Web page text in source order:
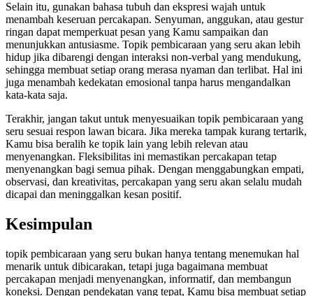
Selain itu, gunakan bahasa tubuh dan ekspresi wajah untuk
menambah keseruan percakapan. Senyuman, anggukan, atau gestur
ringan dapat memperkuat pesan yang Kamu sampaikan dan
menunjukkan antusiasme. Topik pembicaraan yang seru akan lebih
hidup jika dibarengi dengan interaksi non-verbal yang mendukung,
sehingga membuat setiap orang merasa nyaman dan terlibat. Hal ini
juga menambah kedekatan emosional tanpa harus mengandalkan
kata-kata saja.
Terakhir, jangan takut untuk menyesuaikan topik pembicaraan yang
seru sesuai respon lawan bicara. Jika mereka tampak kurang tertarik,
Kamu bisa beralih ke topik lain yang lebih relevan atau
menyenangkan. Fleksibilitas ini memastikan percakapan tetap
menyenangkan bagi semua pihak. Dengan menggabungkan empati,
observasi, dan kreativitas, percakapan yang seru akan selalu mudah
dicapai dan meninggalkan kesan positif.
Kesimpulan
topik pembicaraan yang seru bukan hanya tentang menemukan hal
menarik untuk dibicarakan, tetapi juga bagaimana membuat
percakapan menjadi menyenangkan, informatif, dan membangun
koneksi. Dengan pendekatan yang tepat, Kamu bisa membuat setiap